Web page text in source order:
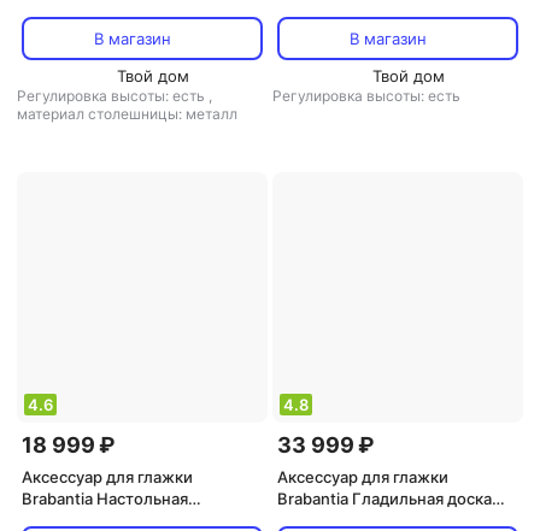
В магазин
Твой дом
Регулировка высоты: есть ,
материал столешницы: металл
В магазин
Твой дом
Регулировка высоты: есть
4.6
18 999 ₽
Аксессуар для глажки
Brabantia Настольная
4.8
33 999 ₽
Аксессуар для глажки
Brabantia Гладильная доска